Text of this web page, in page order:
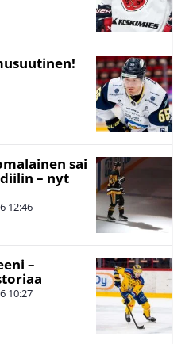
sai
– nyt
12:46
–
10:27